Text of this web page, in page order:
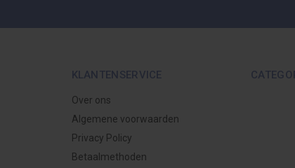
KLANTENSERVICE
Over ons
Algemene voorwaarden
Privacy Policy
Betaalmethoden